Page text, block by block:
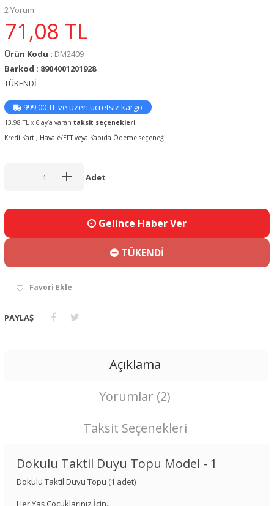
2 Yorum
71,08 TL
Ürün Kodu : DM2409
Barkod : 8904001201928
TÜKENDİ
999,00 TL ve üzeri ücretsiz kargo
13,98 TL x 6 ay’a varan taksit seçenekleri
Kredi Kartı, Havale/EFT veya Kapıda Ödeme seçeneği
Adet
Gelince Haber Ver
TÜKENDİ
Favori Ekle
PAYLAŞ
Açıklama
Yorumlar (2)
Taksit Seçenekleri
Dokulu Taktil Duyu Topu Model - 1
Dokulu Taktil Duyu Topu (1 adet)